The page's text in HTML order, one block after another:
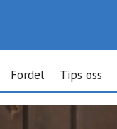
Fordel Tips oss